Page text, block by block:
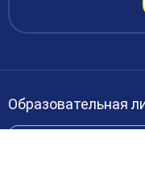
Финансово-
Вакансии
Международное
Доступная среда
Доставка и оплата
Образовательная